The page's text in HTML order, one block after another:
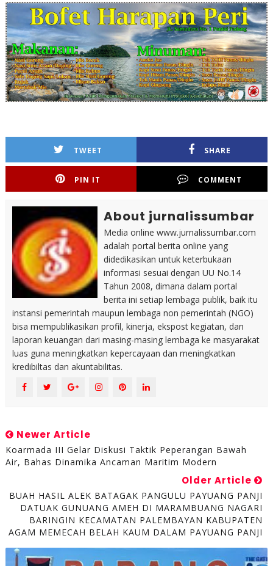
TWEET SHARE
PIN IT COMMENT
About jurnalissumbar
Media online www.jurnalissumbar.com
adalah portal berita online yang
didedikasikan untuk keterbukaan
informasi sesuai dengan UU No.14
Tahun 2008, dimana dalam portal
berita ini setiap lembaga publik, baik itu
instansi pemerintah maupun lembaga non pemerintah (NGO)
bisa mempublikasikan profil, kinerja, ekspost kegiatan, dan
laporan keuangan dari masing-masing lembaga ke masyarakat
luas guna meningkatkan kepercayaan dan meningkatkan
kredibiltas dan akuntabilitas.
Newer Article
Koarmada III Gelar Diskusi Taktik Peperangan Bawah
Air, Bahas Dinamika Ancaman Maritim Modern
Older Article
BUAH HASIL ALEK BATAGAK PANGULU PAYUANG PANJI
DATUAK GUNUANG AMEH DI MARAMBUANG NAGARI
BARINGIN KECAMATAN PALEMBAYAN KABUPATEN
AGAM MEMECAH BELAH KAUM DALAM PAYUANG PANJI